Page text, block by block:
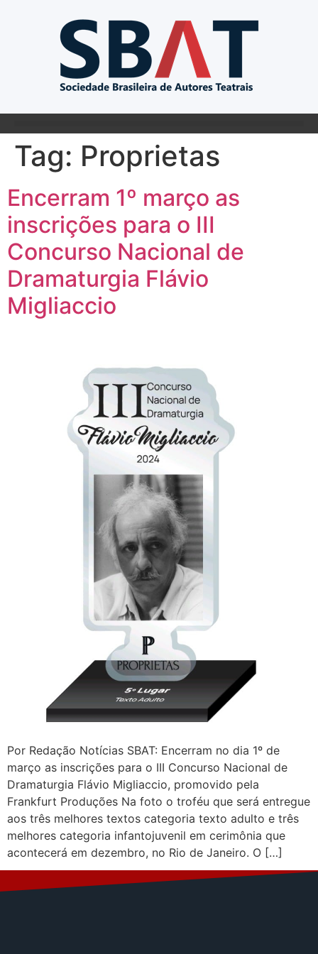
Tag: Proprietas
Encerram 1º março as
inscrições para o III
Concurso Nacional de
Dramaturgia Flávio
Migliaccio
Por Redação Notícias SBAT: Encerram no dia 1º de
março as inscrições para o III Concurso Nacional de
Dramaturgia Flávio Migliaccio, promovido pela
Frankfurt Produções Na foto o troféu que será entregue
aos três melhores textos categoria texto adulto e três
melhores categoria infantojuvenil em cerimônia que
acontecerá em dezembro, no Rio de Janeiro. O […]